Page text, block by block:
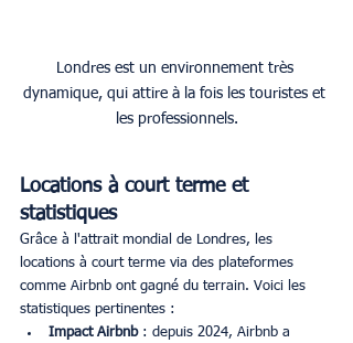
Londres est un environnement très
dynamique, qui attire à la fois les touristes et
les professionnels.
Locations à court terme et
statistiques
Grâce à l'attrait mondial de Londres, les
locations à court terme via des plateformes
comme Airbnb ont gagné du terrain. Voici les
statistiques pertinentes :
Impact Airbnb : depuis 2024, Airbnb a